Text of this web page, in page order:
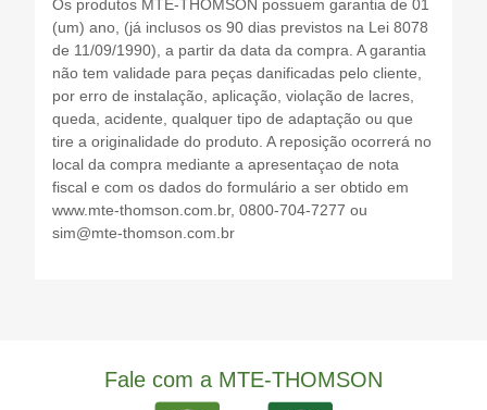
Os produtos MTE-THOMSON possuem garantia de 01
(um) ano, (já inclusos os 90 dias previstos na Lei 8078
de 11/09/1990), a partir da data da compra. A garantia
não tem validade para peças danificadas pelo cliente,
por erro de instalação, aplicação, violação de lacres,
queda, acidente, qualquer tipo de adaptação ou que
tire a originalidade do produto. A reposição ocorrerá no
local da compra mediante a apresentaçao de nota
fiscal e com os dados do formulário a ser obtido em
www.mte-thomson.com.br, 0800-704-7277 ou
sim@mte-thomson.com.br
Fale com a MTE-THOMSON